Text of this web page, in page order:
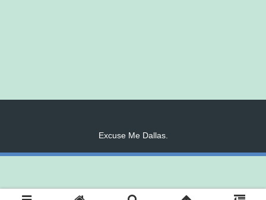
Excuse Me Dallas.